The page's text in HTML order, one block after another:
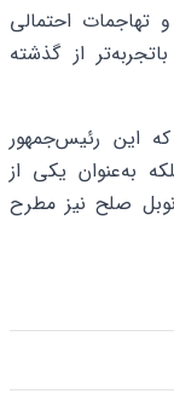
تهاجمات احتمالی
از گذشته
این رئیس‌جمهور
به‌عنوان یکی از
صلح نیز مطرح